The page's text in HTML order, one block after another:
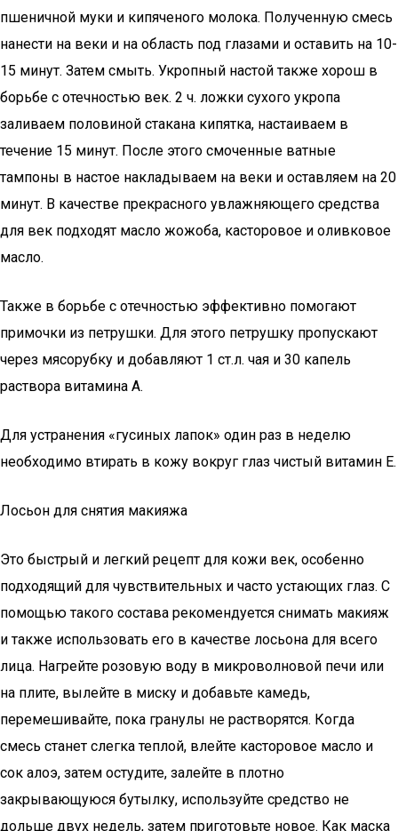
пшеничной муки и кипяченого молока. Полученную смесь
нанести на веки и на область под глазами и оставить на 10-
15 минут. Затем смыть. Укропный настой также хорош в
борьбе с отечностью век. 2 ч. ложки сухого укропа
заливаем половиной стакана кипятка, настаиваем в
течение 15 минут. После этого смоченные ватные
тампоны в настое накладываем на веки и оставляем на 20
минут. В качестве прекрасного увлажняющего средства
для век подходят масло жожоба, касторовое и оливковое
масло.
Также в борьбе с отечностью эффективно помогают
примочки из петрушки. Для этого петрушку пропускают
через мясорубку и добавляют 1 ст.л. чая и 30 капель
раствора витамина А.
Для устранения «гусиных лапок» один раз в неделю
необходимо втирать в кожу вокруг глаз чистый витамин Е.
Лосьон для снятия макияжа
Это быстрый и легкий рецепт для кожи век, особенно
подходящий для чувствительных и часто устающих глаз. С
помощью такого состава рекомендуется снимать макияж
и также использовать его в качестве лосьона для всего
лица. Нагрейте розовую воду в микроволновой печи или
на плите, вылейте в миску и добавьте камедь,
перемешивайте, пока гранулы не растворятся. Когда
смесь станет слегка теплой, влейте касторовое масло и
сок алоэ, затем остудите, залейте в плотно
закрывающуюся бутылку, используйте средство не
дольше двух недель, затем приготовьте новое. Как маска